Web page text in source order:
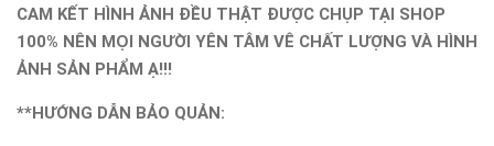
CAM KẾT HÌNH ẢNH ĐỀU THẬT ĐƯỢC CHỤP TẠI SHOP
100% NÊN MỌI NGƯỜI YÊN TÂM VÊ CHẤT LƯỢNG VÀ HÌNH
ẢNH SẢN PHẨM Ạ!!!
**HƯỚNG DẪN BẢO QUẢN: